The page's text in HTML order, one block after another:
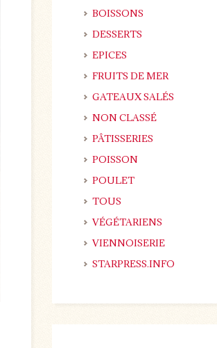
BOISSONS
DESSERTS
EPICES
FRUITS DE MER
GATEAUX SALÉS
NON CLASSÉ
PÂTISSERIES
POISSON
POULET
TOUS
VÉGÉTARIENS
VIENNOISERIE
STARPRESS.INFO